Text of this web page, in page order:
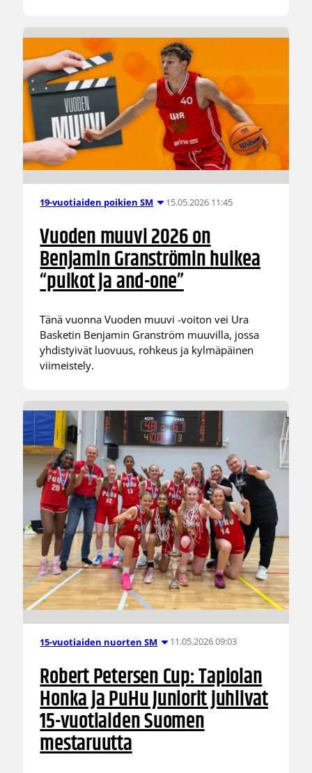
19-vuotiaiden poikien SM 15.05.2026 11:45
Vuoden muuvi 2026 on
Benjamin Granströmin huikea
“puikot ja and-one”
Tänä vuonna Vuoden muuvi -voiton vei Ura
Basketin Benjamin Granström muuvilla, jossa
yhdistyivät luovuus, rohkeus ja kylmäpäinen
viimeistely.
15-vuotiaiden nuorten SM 11.05.2026 09:03
Robert Petersen Cup: Tapiolan
Honka ja PuHu Juniorit juhlivat
15-vuotiaiden Suomen
mestaruutta